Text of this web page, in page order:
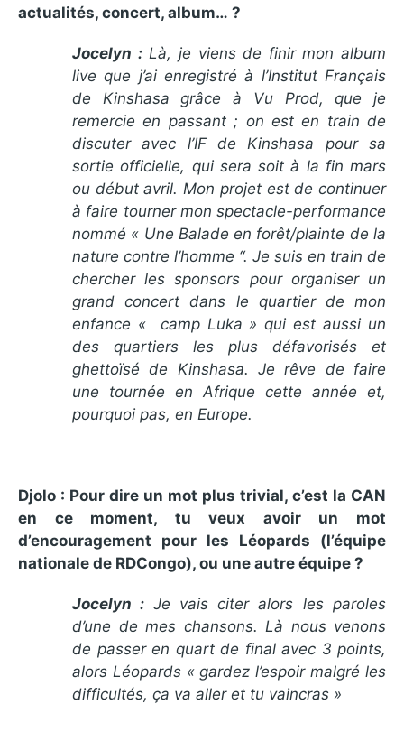
actualités, concert, album… ?
Jocelyn :Là, je viens de finir mon album
live que j’ai enregistré à l’Institut Français
de Kinshasa grâce à Vu Prod, que je
remercie en passant ; on est en train de
discuter avec l’IF de Kinshasa pour sa
sortie officielle, qui sera soit à la fin mars
ou début avril. Mon projet est de continuer
à faire tourner mon spectacle-performance
nommé « Une Balade en forêt/plainte de la
nature contre l’homme “. Je suis en train de
chercher les sponsors pour organiser un
grand concert dans le quartier de mon
enfance « camp Luka » qui est aussi un
des quartiers les plus défavorisés et
ghettoïsé de Kinshasa. Je rêve de faire
une tournée en Afrique cette année et,
pourquoi pas, en Europe.
Djolo : Pour dire un mot plus trivial, c’est la CAN
en ce moment, tu veux avoir un mot
d’encouragement pour les Léopards (l’équipe
nationale de RDCongo), ou une autre équipe ?
Jocelyn : Je vais citer alors les paroles
d’une de mes chansons. Là nous venons
de passer en quart de final avec 3 points,
alors Léopards « gardez l’espoir malgré les
difficultés, ça va aller et tu vaincras »